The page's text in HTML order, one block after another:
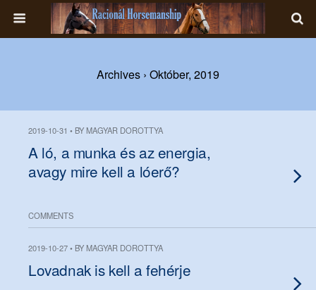
Archives › Október, 2019
2019-10-31 • BY MAGYAR DOROTTYA
A ló, a munka és az energia,
avagy mire kell a lóerő?
COMMENTS
2019-10-27 • BY MAGYAR DOROTTYA
Lovadnak is kell a fehérje